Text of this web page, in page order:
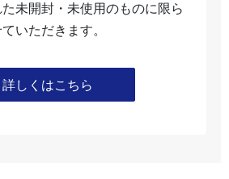
未開封・未使⽤のものに限ら
いただきます。
詳しくはこちら